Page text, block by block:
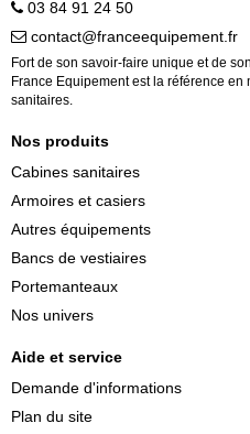
03 84 91 24 50
contact@franceequipement.fr
Fort de son savoir-faire unique et de
France Equipement est la référence
sanitaires.
Nos produits
Cabines sanitaires
Armoires et casiers
Autres équipements
Bancs de vestiaires
Portemanteaux
Nos univers
Aide et service
Demande d'informations
Plan du site